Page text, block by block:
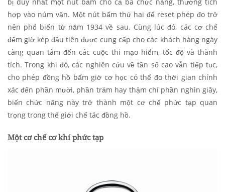
bị duy nhất một nút bấm cho cả ba chức năng, thường tích
hợp vào núm vặn. Một nút bấm thứ hai để reset phép đo trở
nên phổ biến từ năm 1934 về sau. Cùng lúc đó, các cơ chế
đếm giờ kép đầu tiên được cung cấp cho các khách hàng ngày
càng quan tâm đến các cuộc thi mạo hiểm, tốc độ và thành
tích. Trong khi đó, các nghiên cứu về tần số cao vẫn tiếp tục,
cho phép đồng hồ bấm giờ cơ học có thể đo thời gian chính
xác đến phần mười, phần trăm hay thậm chí phần nghìn giây,
biến chức năng này trở thành một cơ chế phức tạp quan
trọng trong thế giới chế tác đồng hồ.
Một cơ chế cơ khí phức tạp